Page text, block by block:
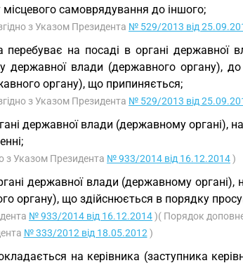
самоврядування до іншого;
з Указом Президента № 529/2013 від
на посаді в органі державної
влади (державного органу), до
органу), що припиняється;
з Указом Президента № 529/2013 від
державної влади (державному органі),
з Указом Президента № 933/2014 від 16.12.2014)
державної влади (державному органі),
органу), що здійснюється в порядку
№ 933/2014 від 16.12.2014)( Порядок
№ 333/2012 від 18.05.2012 )
на керівника (заступника